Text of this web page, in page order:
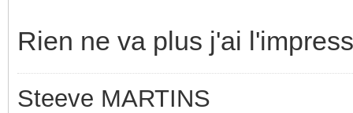
Rien ne va plus j'ai
Steeve MARTINS